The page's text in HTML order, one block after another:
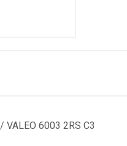
VALEO 6003 2RS C3